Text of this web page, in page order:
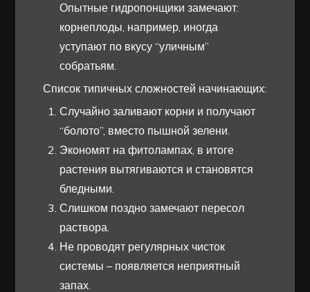
Опытные гидропонщики замечают:
корнеплоды, например, иногда
уступают по вкусу “уличным”
собратьям.
Список типичных сложностей начинающих:
Случайно заливают корни и получают
“болото”, вместо пышной зелени.
Экономят на фитолампах, в итоге
растения вытягиваются и становятся
бледными.
Слишком поздно замечают пересол
раствора.
Не проводят регулярных чисток
системы – появляется неприятный
запах.